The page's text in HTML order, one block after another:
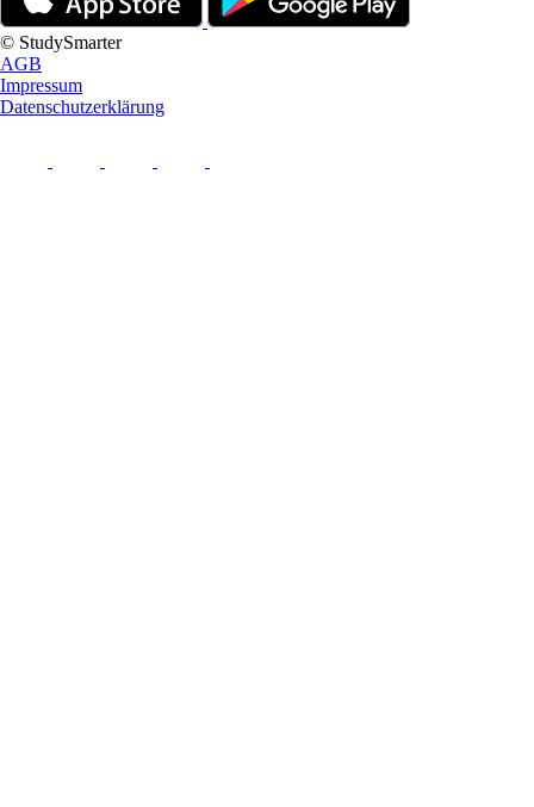
© StudySmarter
AGB
Impressum
Datenschutzerklärung